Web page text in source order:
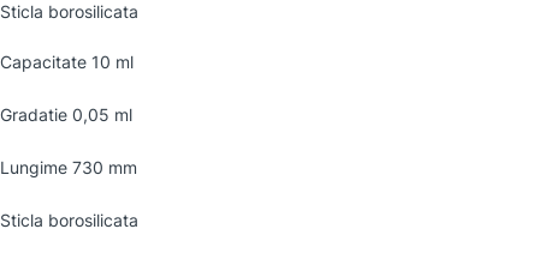
Sticla borosilicata
Capacitate 10 ml
Gradatie 0,05 ml
Lungime 730 mm
Sticla borosilicata